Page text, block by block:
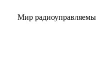
Мир